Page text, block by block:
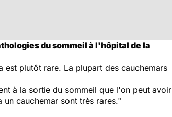
du sommeil à l'hôpital de la
est plutôt rare. La plupart des cauchemars
à la sortie du sommeil que l'on peut avoir
cauchemar sont très rares."